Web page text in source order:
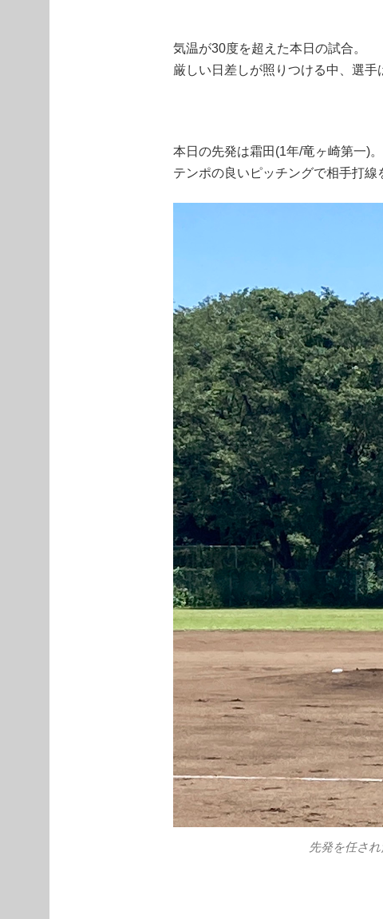
気温が30度を超えた本日の試合。
厳しい日差しが照りつける中、選手
本日の先発は霜田(1年/竜ヶ崎第一)。
テンポの良いピッチングで相手打線
先発を任さ